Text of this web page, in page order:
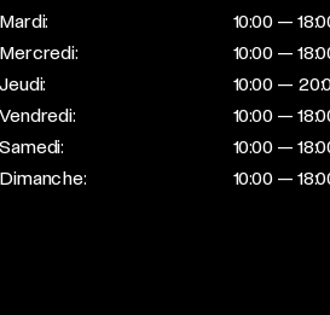
Mardi:
10:00 —
Mercredi:
10:00 —
Jeudi:
10:00 —
Vendredi:
10:00 —
Samedi:
10:00 —
Dimanche:
10:00 —